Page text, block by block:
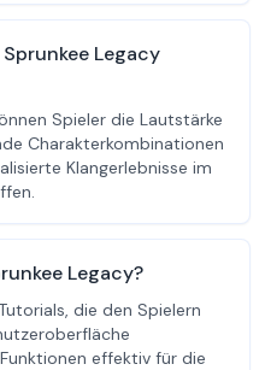
Legacy
Spieler die Lautstärke
Charakterkombinationen
Klangerlebnisse im
Legacy?
die den Spielern
effektiv für die